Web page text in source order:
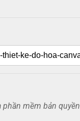
mềm bản